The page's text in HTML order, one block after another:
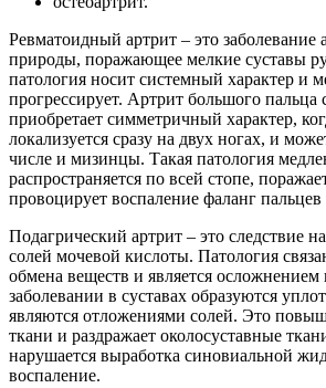
Ревматоидный артрит – это заболевание
природы, поражающее мелкие суставы
патология носит системный характер и
прогрессирует. Артрит большого пальца
приобретает симметричный характер,
локализуется сразу на двух ногах, и
числе и мизинцы. Такая патология
распространяется по всей стопе,
провоцирует воспаление фаланг пальцев
Подагрический артрит – это следствие
солей мочевой кислоты. Патология
обмена веществ и является
заболевании в суставах образуются
являются отложениями солей. Это
ткани и раздражает околосуставные
нарушается выработка синовиальной
воспаление.